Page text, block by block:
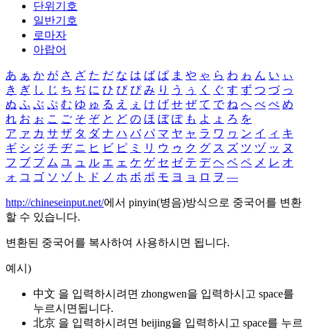
단위기호
일반기호
로마자
아랍어
あ ぁ か が さ ざ た だ な は ば ぱ ま や ゃ ら わ ゎ ん い ぃ
き ぎ し じ ち ぢ に ひ び ぴ み り う ぅ く ぐ す ず つ づ っ
ぬ ふ ぶ ぷ む ゆ ゅ る え ぇ け げ せ ぜ て で ね へ べ ぺ め
れ お ぉ こ ご そ ぞ と ど の ほ ぼ ぽ も よ ょ ろ を
ア ァ カ サ ザ タ ダ ナ ハ バ パ マ ヤ ャ ラ ワ ヮ ン イ ィ キ
ギ シ ジ チ ヂ ニ ヒ ビ ピ ミ リ ウ ゥ ク グ ス ズ ツ ヅ ッ ヌ
フ ブ プ ム ユ ュ ル エ ェ ケ ゲ セ ゼ テ デ ヘ ベ ペ メ レ オ
ォ コ ゴ ソ ゾ ト ド ノ ホ ボ ポ モ ヨ ョ ロ ヲ ―
http://chineseinput.net/에서 pinyin(병음)방식으로 중국어를 변환
할 수 있습니다.
변환된 중국어를 복사하여 사용하시면 됩니다.
예시)
中文 을 입력하시려면 zhongwen을 입력하시고 space를
누르시면됩니다.
北京 을 입력하시려면 beijing을 입력하시고 space를 누르